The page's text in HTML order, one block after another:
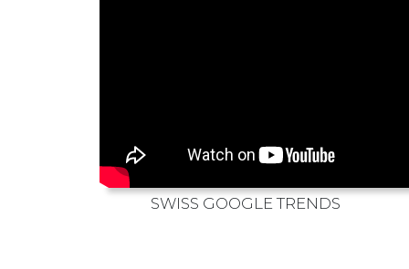
SWISS GOOGLE TRENDS